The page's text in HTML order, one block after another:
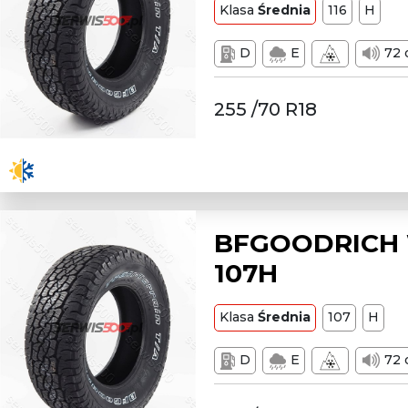
Klasa Średnia 116 H
D E 72
255 /70 R18
107H
Klasa Średnia 107 H
D E 72